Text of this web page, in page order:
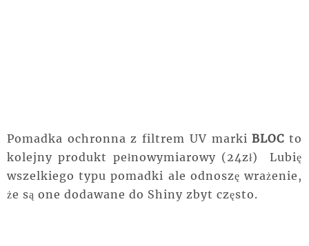
Pomadka ochronna z filtrem UV markiBLOC to
kolejny produkt pełnowymiarowy (24zł) Lubię
wszelkiego typu pomadki ale odnoszę wrażenie,
że są one dodawane do Shiny zbyt często.